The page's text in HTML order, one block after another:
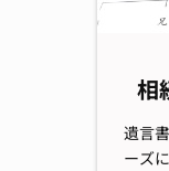
相
遺言
ーズ